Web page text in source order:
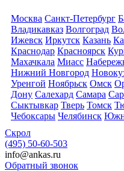
Москва Санкт-Петербург
Владикавказ Волгоград
Ижевск Иркутск Казань
Краснодар Красноярск
Махачкала Миасс
Нижний Новгород
Уренгой Ноябрьск Омск
Дону Салехард Самара
Сыктывкар Тверь Томск
Чебоксары Челябинск
Скрол
(495) 50-60-503
info@ankas.ru
Обратный звонок